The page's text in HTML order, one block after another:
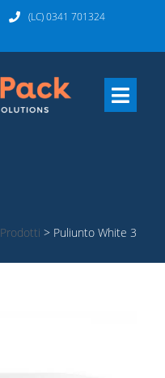
(LC) 0341 701324
Prodotti > Puliunto White 3